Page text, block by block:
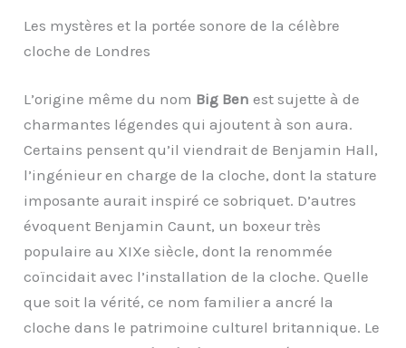
Les mystères et la portée sonore de la célèbre
cloche de Londres
L’origine même du nom Big Ben est sujette à de
charmantes légendes qui ajoutent à son aura.
Certains pensent qu’il viendrait de Benjamin Hall,
l’ingénieur en charge de la cloche, dont la stature
imposante aurait inspiré ce sobriquet. D’autres
évoquent Benjamin Caunt, un boxeur très
populaire au XIXe siècle, dont la renommée
coïncidait avec l’installation de la cloche. Quelle
que soit la vérité, ce nom familier a ancré la
cloche dans le patrimoine culturel britannique. Le